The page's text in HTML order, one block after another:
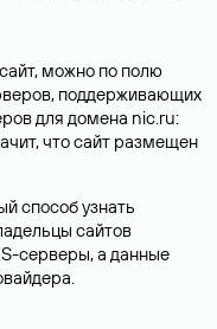
можно по полю
поддерживающих
для домена nic.ru:
что сайт размещен
способ узнать
сайтов
серверы, а данные